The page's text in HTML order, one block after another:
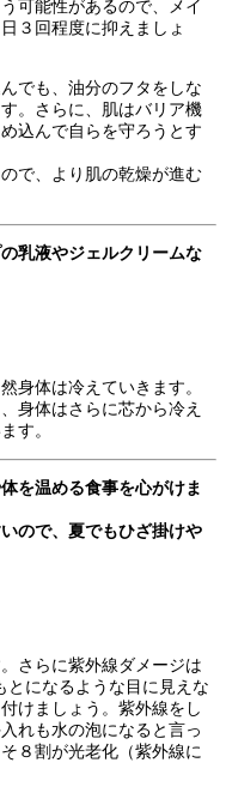
可能性があるので、メイ
３回程度に抑えましょ
でも、油分のフタをしな
。さらに、肌はバリア機
込んで自らを守ろうとす
で、より肌の乾燥が進む
乳液やジェルクリームな
身体は冷えていきます。
身体はさらに芯から冷え
す。
を温める食事を心がけま
ので、夏でもひざ掛けや
さらに紫外線ダメージは
とになるような目に見えな
けましょう。紫外線をし
れも水の泡になると言っ
８割が光老化（紫外線に